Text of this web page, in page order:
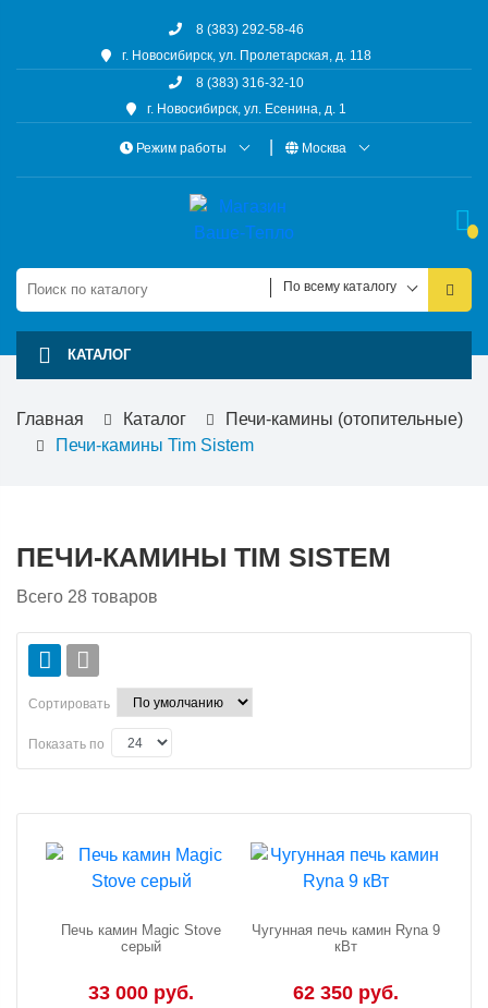
8 (383) 292-58-46
г. Новосибирск, ул. Пролетарская, д. 118
8 (383) 316-32-10
г. Новосибирск, ул. Есенина, д. 1
Режим работы Москва
По всему каталогу
КАТАЛОГ
Главная Каталог
Печи-камины (отопительные)
Печи-камины Tim Sistem
ПЕЧИ-КАМИНЫ TIM SISTEM
Всего 28 товаров
Сортировать
Показать по
Печь камин Magic Stove
серый
33 000 руб.
Чугунная печь камин Ryna 9
кВт
62 350 руб.